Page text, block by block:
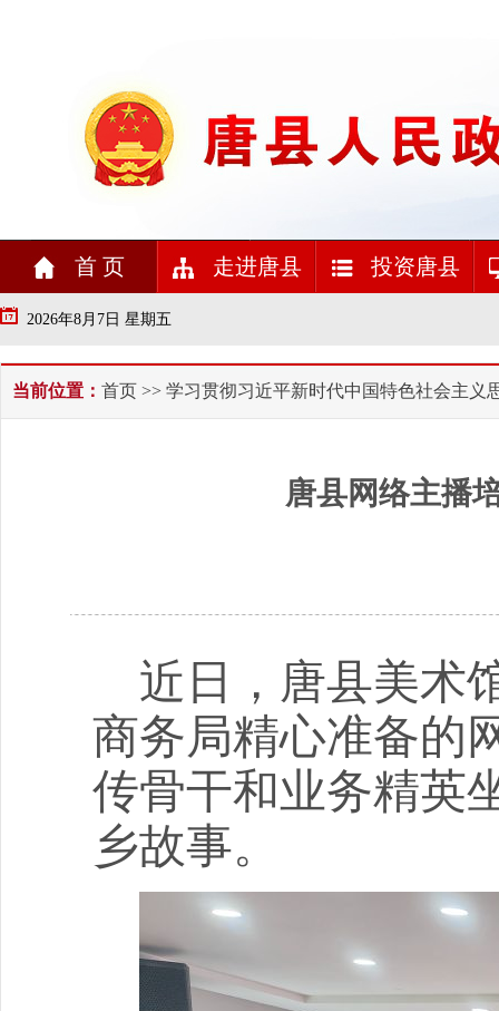
首 页 走进唐县 投资唐县
2026年8月7日 星期五
当前位置： 首页 >> 学习贯彻习近平新时代中国特色社会主义
唐县网络主播
近 日，唐县美术
商务局精心准备的
传骨干和业务精英
乡故事。